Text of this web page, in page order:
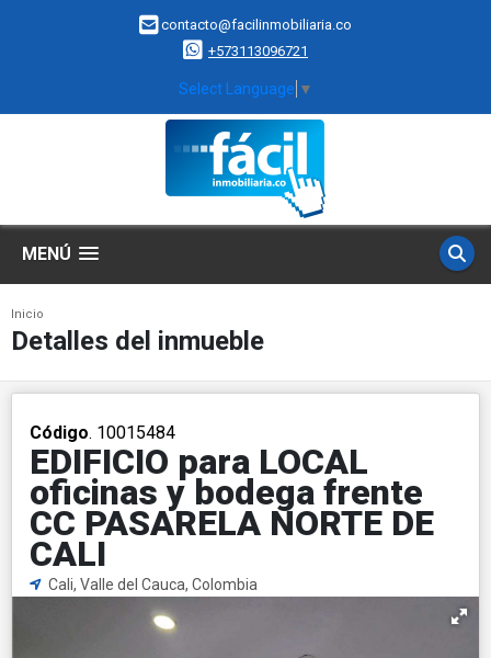
contacto@facilinmobiliaria.co
+573113096721
Select Language ▼
MENÚ
Inicio
Detalles del inmueble
Código. 10015484
EDIFICIO para LOCAL
oficinas y bodega frente
CC PASARELA NORTE DE
CALI
Cali, Valle del Cauca, Colombia